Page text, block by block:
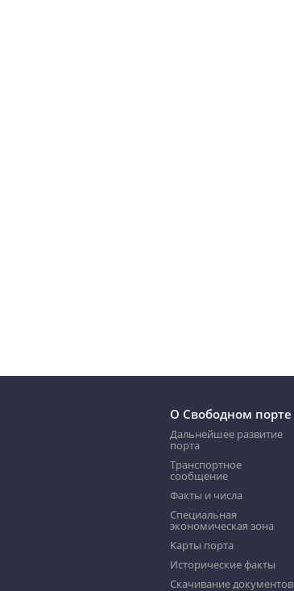
О Свободном порте
Дальнейшее развитие
порта
Транспортное
сообщение
Факты и числа
Специальная
экономическая зона
Kарты порта
Исторические факты
Скачивание документов